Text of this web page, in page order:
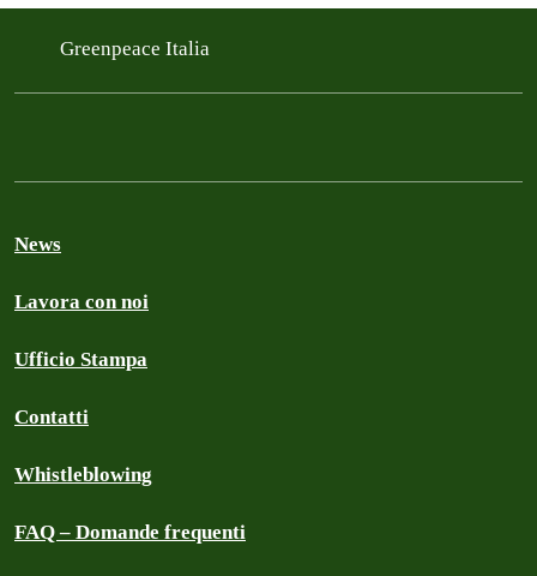
Greenpeace Italia
News
Lavora con noi
Ufficio Stampa
Contatti
Whistleblowing
FAQ – Domande frequenti